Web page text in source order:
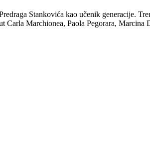
Stankovića kao učenik generacije.
Marchionea, Paola Pegorara,